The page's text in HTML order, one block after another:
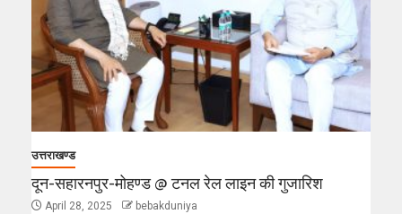
उत्तराखण्ड
दून-सहारनपुर-मोहण्ड @ टनल रेल लाइन की गुजारिश
April 28, 2025 bebakduniya